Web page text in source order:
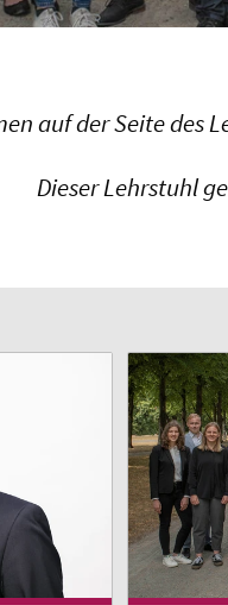
auf der Seite des
Dieser Lehrstuhl